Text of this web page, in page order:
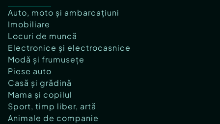
Auto, moto și ambarcațiuni
Imobiliare
Locuri de muncă
Electronice și electrocasnice
Modă și frumusețe
Piese auto
Casă și grădină
Mama și copilul
Sport, timp liber, artă
Animale de companie